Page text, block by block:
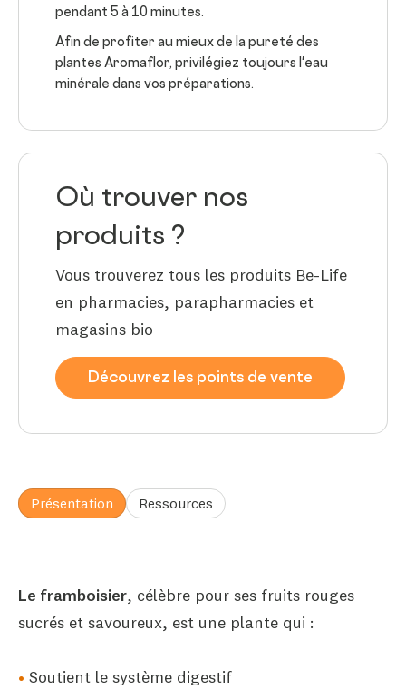
pendant 5 à 10 minutes.
Afin de profiter au mieux de la pureté des
plantes Aromaflor, privilégiez toujours l'eau
minérale dans vos préparations.
Où trouver nos
produits ?
Vous trouverez tous les produits Be-Life
en pharmacies, parapharmacies et
magasins bio
Découvrez les points de vente
Présentation Ressources
Le framboisier, célèbre pour ses fruits rouges
sucrés et savoureux, est une plante qui :
Soutient le système digestif